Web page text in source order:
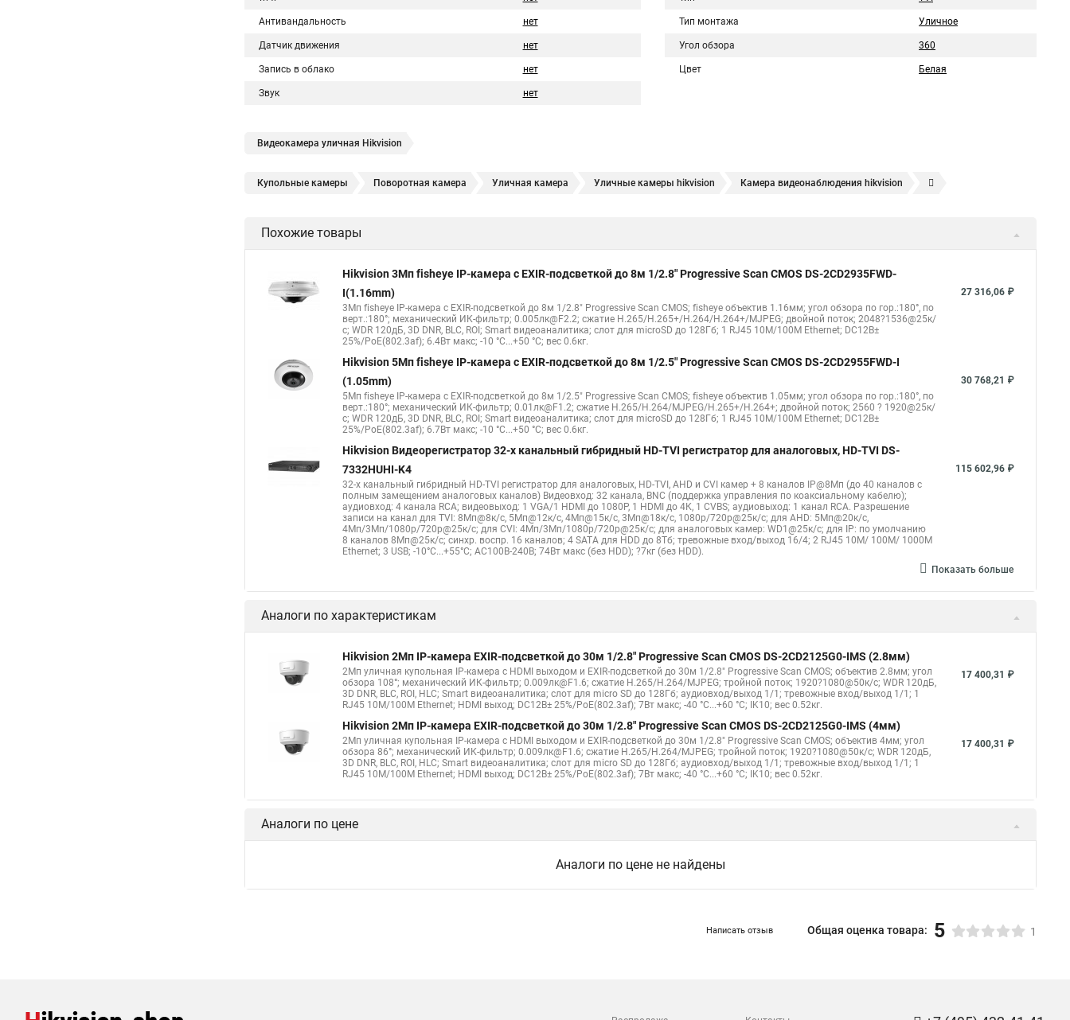
Антивандальность нет
Датчик движения нет
Запись в облако нет
Звук нет
Тип монтажа Уличное
Угол обзора 360
Цвет Белая
Видеокамера уличная Hikvision
Купольные камеры Поворотная камера Уличная камера Уличные камеры hikvision Камера видеонаблюдения hikvision
Hikvision уличная Poe камера
Камера hikvision ds Видеокамеры hikvision ds Видеокамера hikvision hiwatch
Камера Hikvision ds 2cd2442fwd Hikvision камера ds 2cd2023g0 i Купольная камера Уличная камера Hikvision ip camera
Hikvision поворотная камера Hikvision купольная Нikvision микрофон
Похожие товары
Hikvision 3Мп fisheye IP-камера c EXIR-подсветкой до 8м 1/2.8" Progressive Scan CMOS DS-2CD2935FWD-
I(1.16mm)
3Мп fisheye IP-камера c EXIR-подсветкой до 8м 1/2.8" Progressive Scan CMOS; fisheye объектив 1.16мм; угол обзора по гор.:180°, по
верт.:180°; механический ИК-фильтр; 0.005лк@F2.2; сжатие H.265/H.265+/H.264/H.264+/MJPEG; двойной поток; 2048?1536@25к/
с; WDR 120дБ, 3D DNR, BLC, ROI; Smart видеоаналитика; слот для microSD до 128Гб; 1 RJ45 10M/100M Ethernet; DC12В±
25%/PoE(802.3af); 6.4Вт макс; -10 °C...+50 °C; вес 0.6кг.
27 316,06 ₽
Hikvision 5Мп fisheye IP-камера c EXIR-подсветкой до 8м 1/2.5" Progressive Scan CMOS DS-2CD2955FWD-I
(1.05mm)
5Мп fisheye IP-камера c EXIR-подсветкой до 8м 1/2.5" Progressive Scan CMOS; fisheye объектив 1.05мм; угол обзора по гор.:180°, по
верт.:180°; механический ИК-фильтр; 0.01лк@F1.2; сжатие H.265/H.264/MJPEG/H.265+/H.264+; двойной поток; 2560 ? 1920@25к/
с; WDR 120дБ, 3D DNR, BLC, ROI; Smart видеоаналитика; слот для microSD до 128Гб; 1 RJ45 10M/100M Ethernet; DC12В±
25%/PoE(802.3af); 6.7Вт макс; -10 °C...+50 °C; вес 0.6кг.
30 768,21 ₽
Hikvision Видеорегистратор 32-х канальный гибридный HD-TVI регистратор для аналоговых, HD-TVI DS-
7332HUHI-K4
32-х канальный гибридный HD-TVI регистратор для аналоговых, HD-TVI, AHD и CVI камер + 8 каналов IP@8Мп (до 40 каналов с
полным замещением аналоговых каналов) Видеовход: 32 канала, BNC (поддержка управления по коаксиальному кабелю);
аудиовход: 4 канала RCA; видеовыход: 1 VGA/1 HDMI до 1080Р, 1 HDMI до 4К, 1 CVBS; аудиовыход: 1 канал RCA. Разрешение
записи на канал для TVI: 8Мп@8к/с, 5Мп@12к/с, 4Мп@15к/с, 3Мп@18к/с, 1080p/720p@25к/с; для AHD: 5Мп@20к/с,
4Мп/3Мп/1080p/720p@25к/с; для CVI: 4Мп/3Мп/1080p/720p@25к/с; для аналоговых камер: WD1@25к/с; для IP: по умолчанию
8 каналов 8Мп@25к/с; синхр. воспр. 16 каналов; 4 SATA для HDD до 8Тб; тревожные вход/выход 16/4; 2 RJ45 10M/ 100M/ 1000М
Ethernet; 3 USB; -10°C...+55°C; АC100В-240В; 74Вт макс (без HDD); ?7кг (без HDD).
115 602,96 ₽
Показать больше
Аналоги по характеристикам
Hikvision 2Мп IP-камера EXIR-подсветкой до 30м 1/2.8" Progressive Scan CMOS DS-2CD2125G0-IMS (2.8мм)
2Мп уличная купольная IP-камера с HDMI выходом и EXIR-подсветкой до 30м 1/2.8" Progressive Scan CMOS; объектив 2.8мм; угол
обзора 108°; механический ИК-фильтр; 0.009лк@F1.6; сжатие H.265/H.264/MJPEG; тройной поток; 1920?1080@50к/с; WDR 120дБ,
3D DNR, BLC, ROI, HLC; Smart видеоаналитика; слот для micro SD до 128Гб; аудиовход/выход 1/1; тревожные вход/выход 1/1; 1
RJ45 10M/100M Ethernet; HDMI выход; DC12В± 25%/PoE(802.3af); 7Вт макс; -40 °C...+60 °C; IK10; вес 0.52кг.
17 400,31 ₽
Hikvision 2Мп IP-камера EXIR-подсветкой до 30м 1/2.8" Progressive Scan CMOS DS-2CD2125G0-IMS (4мм)
2Мп уличная купольная IP-камера с HDMI выходом и EXIR-подсветкой до 30м 1/2.8" Progressive Scan CMOS; объектив 4мм; угол
обзора 86°; механический ИК-фильтр; 0.009лк@F1.6; сжатие H.265/H.264/MJPEG; тройной поток; 1920?1080@50к/с; WDR 120дБ,
3D DNR, BLC, ROI, HLC; Smart видеоаналитика; слот для micro SD до 128Гб; аудиовход/выход 1/1; тревожные вход/выход 1/1; 1
RJ45 10M/100M Ethernet; HDMI выход; DC12В± 25%/PoE(802.3af); 7Вт макс; -40 °C...+60 °C; IK10; вес 0.52кг.
17 400,31 ₽
Аналоги по цене
Аналоги по цене не найдены
Написать отзыв Общая оценка товара: 5 1